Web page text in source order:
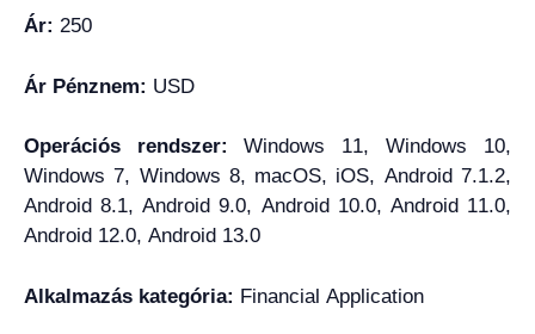
Ár: 250
Ár Pénznem: USD
Operációs rendszer: Windows 11, Windows 10,
Windows 7, Windows 8, macOS, iOS, Android 7.1.2,
Android 8.1, Android 9.0, Android 10.0, Android 11.0,
Android 12.0, Android 13.0
Alkalmazás kategória: Financial Application